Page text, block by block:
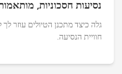
נסיעות חסכוניות,
גלה כיצד מתכנן הטיולים עוזר
חוויית הנסיעה.